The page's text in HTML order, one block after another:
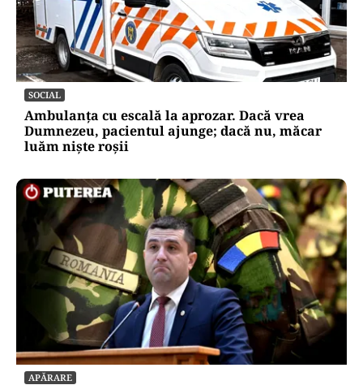
SOCIAL
Ambulanța cu escală la aprozar. Dacă vrea
Dumnezeu, pacientul ajunge; dacă nu, măcar
luăm niște roșii
APĂRARE